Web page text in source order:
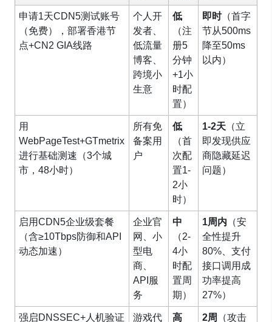
申请1天CDN5测试账号
（免费），部署香港节
点+CN2 GIA线路
个人开
发者、
低流量
博客、
跨境小
生意
低
（注
册5
分钟
+1小
时配
置）
即时（首字
节从500ms
降至50ms
以内）
用
WebPageTest+GTmetrix
进行基础测速（3个城
市，48小时）
所有免
备案用
户
低
（首
次配
置1-
2小
时）
1-2天 （立
即发现供应
商隐藏延迟
问题）
启用CDN5企业级套餐
（含≥10Tbps防御和API
动态加速）
企业官
网、小
型电
商、
API服
务
中
（2-
4小
时配
置周
期）
1周内 （安
全性提升
80%、支付
接口调用成
功率提高
27%）
强启DNSSEC+人机验证 游戏代 高 2周 （攻击